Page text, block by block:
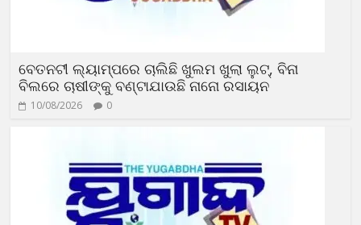
ବେତନଟୀ ଲ୍ୟାମ୍ପରେ ଚାଲିଛି ଖୁଲମ ଖୁଲା ଲୁଟ୍, ବିନା
ବିଲରେ ଚାଷୀଙ୍କୁ ବଣ୍ଟାଯାଉଛି ନାନୋ ରସାୟନ
10/08/2026 0